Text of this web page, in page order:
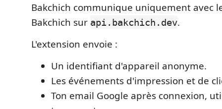
Bakchich communique uniquement avec
Bakchich sur api.bakchich.dev.
L'extension envoie :
Un identifiant d'appareil anonyme.
Les événements d'impression et de
Ton email Google après connexion,